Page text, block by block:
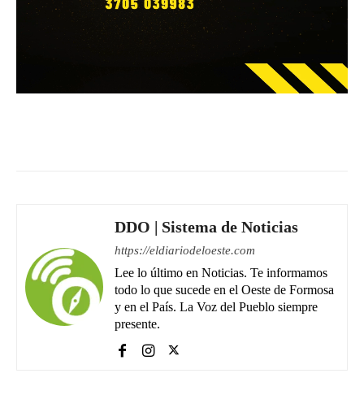
DDO | Sistema de Noticias
https://eldiariodeloeste.com
Lee lo último en Noticias. Te informamos
todo lo que sucede en el Oeste de Formosa
y en el País. La Voz del Pueblo siempre
presente.